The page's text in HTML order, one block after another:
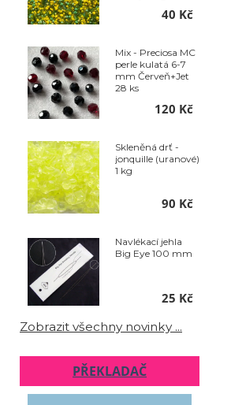
40 Kč
Mix - Preciosa MC
perle kulatá 6-7
mm Červeň+Jet
28 ks
120 Kč
Skleněná drť -
jonquille (uranové)
1 kg
90 Kč
Navlékací jehla
Big Eye 100 mm
25 Kč
Zobrazit všechny novinky ...
PŘEKLADAČ